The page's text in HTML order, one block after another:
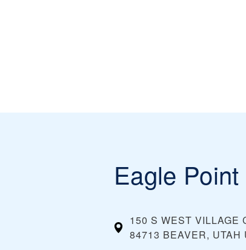
Eagle Point
150 S WEST VILLAGE
84713 BEAVER, UTAH